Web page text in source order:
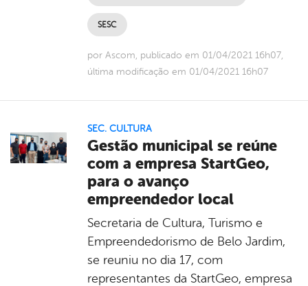
SESC
por Ascom, publicado em 01/04/2021 16h07,
última modificação em 01/04/2021 16h07
SEC. CULTURA
Gestão municipal se reúne
com a empresa StartGeo,
para o avanço
empreendedor local
Secretaria de Cultura, Turismo e
Empreendedorismo de Belo Jardim,
se reuniu no dia 17, com
representantes da StartGeo, empresa